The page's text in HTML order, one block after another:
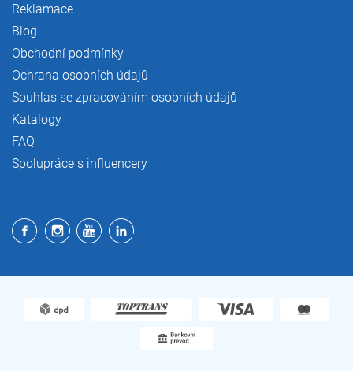
Reklamace
Blog
Obchodní podmínky
Ochrana osobních údajů
Souhlas se zpracováním osobních údajů
Katalogy
FAQ
Spolupráce s influencery